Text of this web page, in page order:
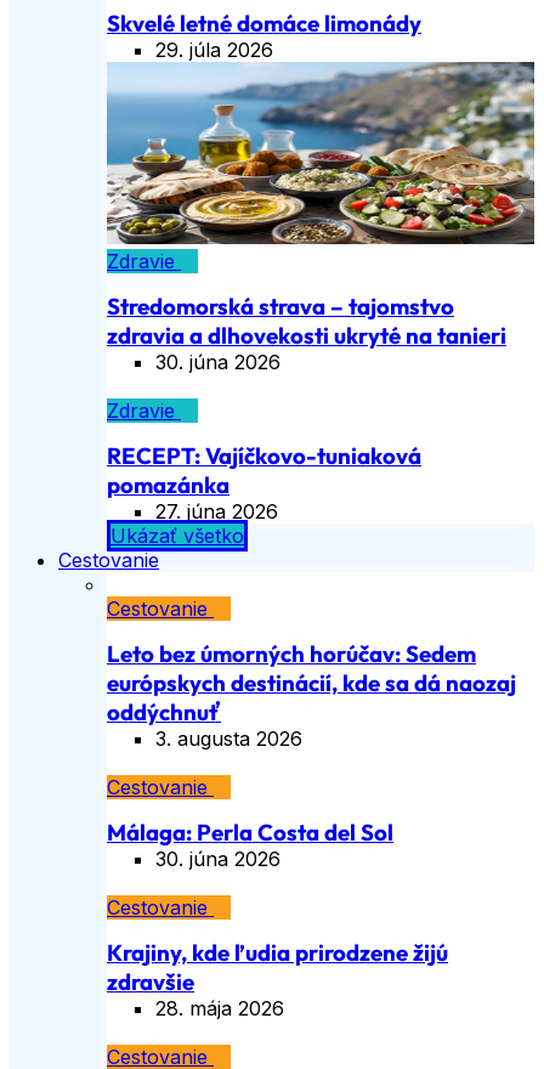
Skvelé letné domáce limonády
29. júla 2026
Zdravie
Stredomorská strava – tajomstvo
zdravia a dlhovekosti ukryté na tanieri
30. júna 2026
Zdravie
RECEPT: Vajíčkovo-tuniaková
pomazánka
27. júna 2026
Ukázať všetko
Cestovanie
Cestovanie
Leto bez úmorných horúčav: Sedem
európskych destinácií, kde sa dá naozaj
oddýchnuť
3. augusta 2026
Cestovanie
Málaga: Perla Costa del Sol
30. júna 2026
Cestovanie
Krajiny, kde ľudia prirodzene žijú
zdravšie
28. mája 2026
Cestovanie